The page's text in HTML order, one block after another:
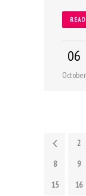
06
October
1 2
8
9
15
16